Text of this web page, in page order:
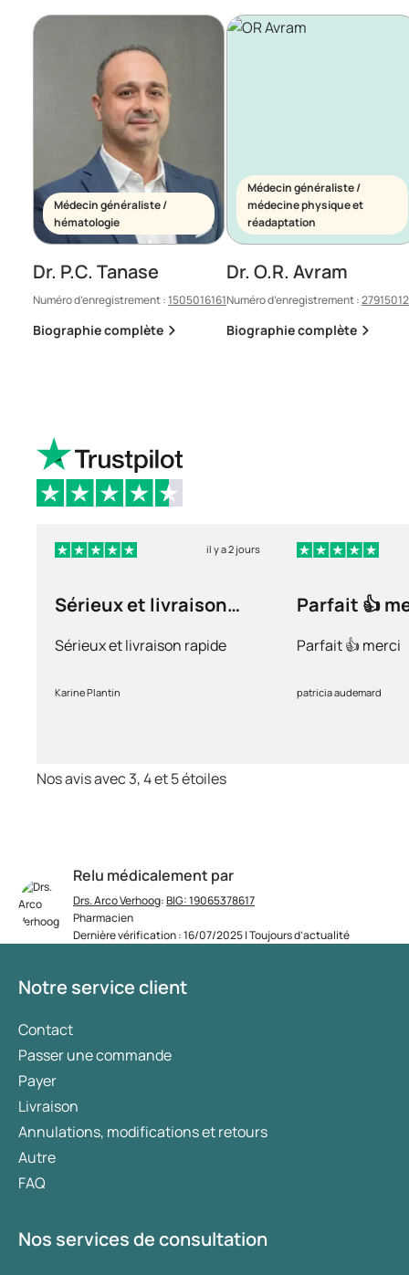
Relu médicalement par
Drs. Arco Verhoog:BIG: 19065378617
Pharmacien
Dernière vérification : 16/07/2025 | Toujours d’actualité
Médecin généraliste /
hématologie
Dr. P.C. Tanase
Numéro d’enregistrement :1505016161
Biographie complète
Médecin généraliste /
médecine physique et
réadaptation
Dr. O.R. Avram
Numéro d’enregistrement :
Biographie complète
il y a 2 jours
Sérieux et livraison
Sérieux et livraison rapide
Karine Plantin
Parfait 👍
Parfait 👍 merci
patricia audemard
Nos avis avec 3, 4 et 5 étoiles
Notre service client
Contact
Passer une commande
Payer
Livraison
Annulations, modifications et retours
Autre
FAQ
Nos services de consultation